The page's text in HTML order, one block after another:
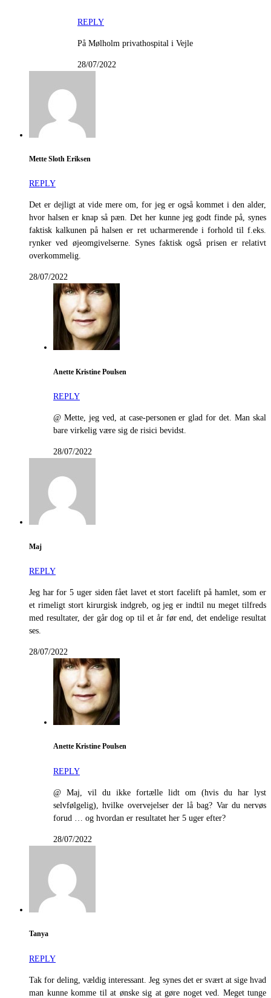
REPLY
På Mølholm privathospital i Vejle
28/07/2022
Mette Sloth Eriksen
REPLY
Det er dejligt at vide mere om, for jeg er også kommet i den alder,
hvor halsen er knap så pæn. Det her kunne jeg godt finde på, synes
faktisk kalkunen på halsen er ret ucharmerende i forhold til f.eks.
rynker ved øjeomgivelserne. Synes faktisk også prisen er relativt
overkommelig.
28/07/2022
Anette Kristine Poulsen
REPLY
@ Mette, jeg ved, at case-personen er glad for det. Man skal
bare virkelig være sig de risici bevidst.
28/07/2022
Maj
REPLY
Jeg har for 5 uger siden fået lavet et stort facelift på hamlet, som er
et rimeligt stort kirurgisk indgreb, og jeg er indtil nu meget tilfreds
med resultater, der går dog op til et år før end, det endelige resultat
ses.
28/07/2022
Anette Kristine Poulsen
REPLY
@ Maj, vil du ikke fortælle lidt om (hvis du har lyst
selvfølgelig), hvilke overvejelser der lå bag? Var du nervøs
forud … og hvordan er resultatet her 5 uger efter?
28/07/2022
Tanya
REPLY
Tak for deling, vældig interessant. Jeg synes det er svært at sige hvad
man kunne komme til at ønske sig at gøre noget ved. Meget tunge